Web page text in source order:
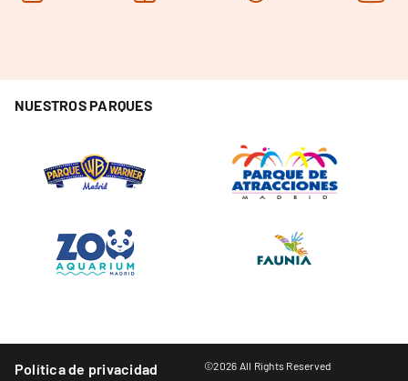
NUESTROS PARQUES
Política de privacidad ©2026 All Rights Reserved